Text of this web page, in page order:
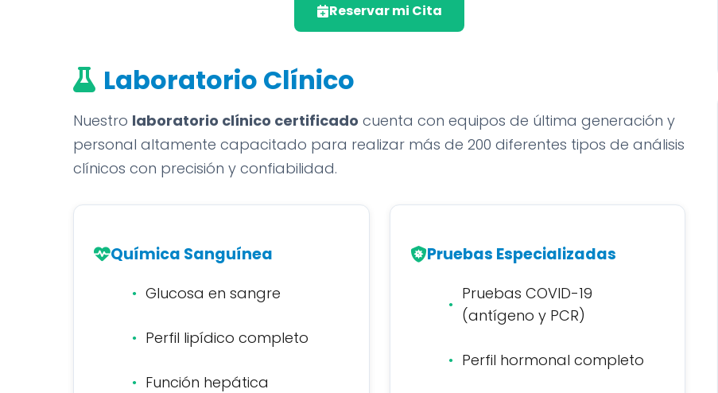
Reservar mi Cita
Laboratorio Clínico
Nuestro laboratorio clínico certificado cuenta con equipos de última generación y
personal altamente capacitado para realizar más de 200 diferentes tipos de análisis
clínicos con precisión y confiabilidad.
Química Sanguínea
Glucosa en sangre
Perfil lipídico completo
Función hepática
Pruebas Especializadas
Pruebas COVID-19
(antígeno y PCR)
Perfil hormonal completo